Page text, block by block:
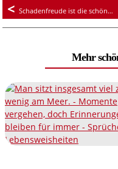
Schadenfreude ist die schönste Freude, denn sie kommt von Herzen
Mehr